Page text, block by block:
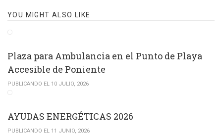
YOU MIGHT ALSO LIKE
Plaza para Ambulancia en el Punto de Playa
Accesible de Poniente
PUBLICANDO EL 10 JULIO, 2026
AYUDAS ENERGÉTICAS 2026
PUBLICANDO EL 11 JUNIO, 2026